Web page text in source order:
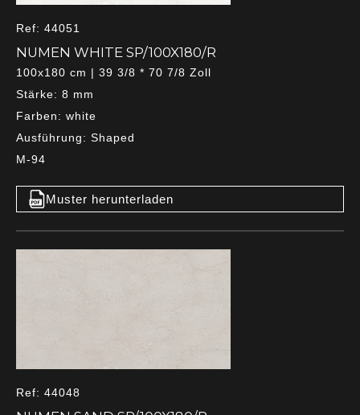
Ref: 44051
NUMEN WHITE SP/100X180/R
100x180 cm | 39 3/8 * 70 7/8 Zoll
Stärke: 8 mm
Farben: white
Ausführung: Shaped
M-94
Muster herunterladen
Ref: 44048